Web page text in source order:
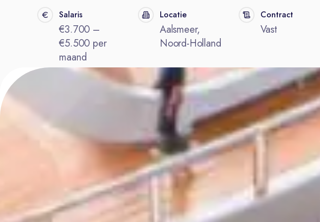
Salaris
€3.700 –
€5.500 per
maand
Locatie
Aalsmeer,
Noord-Holland
Contract
Vast